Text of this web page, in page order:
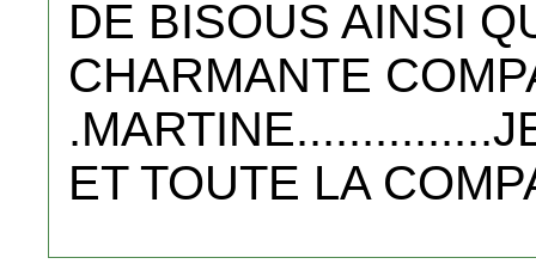
DE BISOUS AINSI
CHARMANTE
ET TOUTE LA